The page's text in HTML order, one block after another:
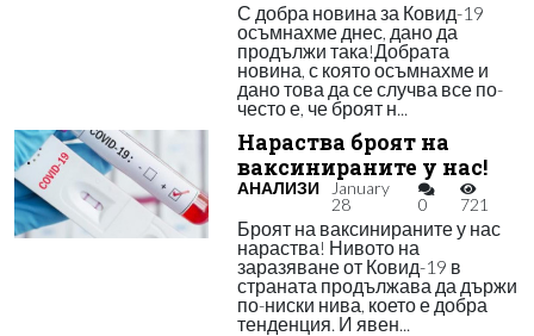
С добра новина за Ковид-19
осъмнахме днес, дано да
продължи така!Добрата
новина, с която осъмнахме и
дано това да се случва все по-
често е, че броят н...
Нараства броят на
ваксинираните у нас!
АНАЛИЗИ
January
28
0 721
Броят на ваксинираните у нас
нараства! Нивото на
заразяване от Ковид-19 в
страната продължава да държи
по-ниски нива, което е добра
тенденция. И явен...